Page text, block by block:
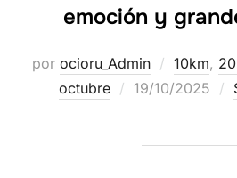
emoción y
por ocioru_Admin 10km,
octubre
19/10/2025